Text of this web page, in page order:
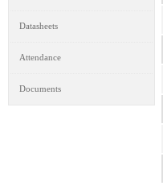
Datasheets
Attendance
Documents